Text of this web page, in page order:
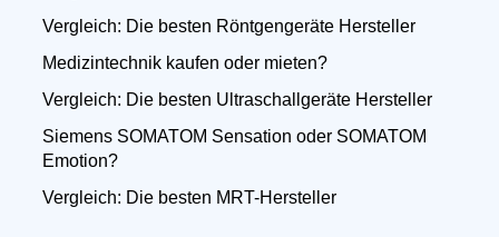
Vergleich: Die besten Röntgengeräte Hersteller
Medizintechnik kaufen oder mieten?
Vergleich: Die besten Ultraschallgeräte Hersteller
Siemens SOMATOM Sensation oder SOMATOM
Emotion?
Vergleich: Die besten MRT-Hersteller